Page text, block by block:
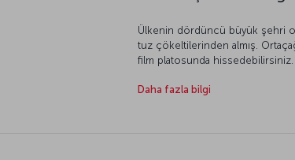
Ülkenin dördüncü büyük şehri
tuz çökeltilerinden almış.
film platosunda hissedebilirsiniz.
şölen sunuyor. II. Dünya
Daha fazla bilgi